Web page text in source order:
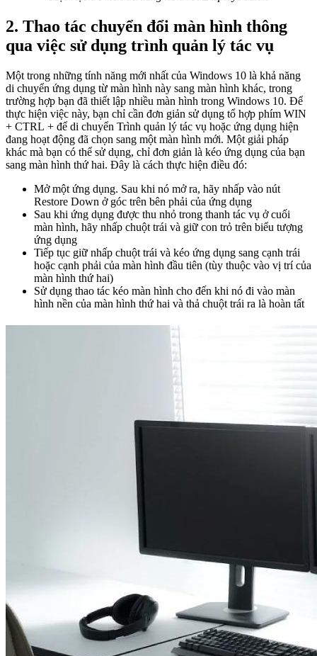
2. Thao tác chuyển đổi màn hình thông
qua việc sử dụng trình quản lý tác vụ
Một trong những tính năng mới nhất của Windows 10 là khả năng
di chuyển ứng dụng từ màn hình này sang màn hình khác, trong
trường hợp bạn đã thiết lập nhiều màn hình trong Windows 10. Để
thực hiện việc này, bạn chỉ cần đơn giản sử dụng tổ hợp phím WIN
+ CTRL + để di chuyển Trình quản lý tác vụ hoặc ứng dụng hiện
đang hoạt động đã chọn sang một màn hình mới. Một giải pháp
khác mà bạn có thể sử dụng, chỉ đơn giản là kéo ứng dụng của bạn
sang màn hình thứ hai. Đây là cách thực hiện điều đó:
Mở một ứng dụng. Sau khi nó mở ra, hãy nhấp vào nút
Restore Down ở góc trên bên phải của ứng dụng
Sau khi ứng dụng được thu nhỏ trong thanh tác vụ ở cuối
màn hình, hãy nhấp chuột trái và giữ con trỏ trên biểu tượng
ứng dụng
Tiếp tục giữ nhấp chuột trái và kéo ứng dụng sang cạnh trái
hoặc cạnh phải của màn hình đầu tiên (tùy thuộc vào vị trí của
màn hình thứ hai)
Sử dụng thao tác kéo màn hình cho đến khi nó đi vào màn
hình nền của màn hình thứ hai và thả chuột trái ra là hoàn tất